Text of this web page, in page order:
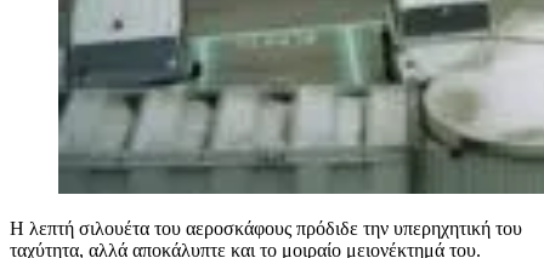
Η λεπτή σιλουέτα του αεροσκάφους πρόδιδε την υπερηχητική του
ταχύτητα, αλλά αποκάλυπτε και το μοιραίο μειονέκτημά του.